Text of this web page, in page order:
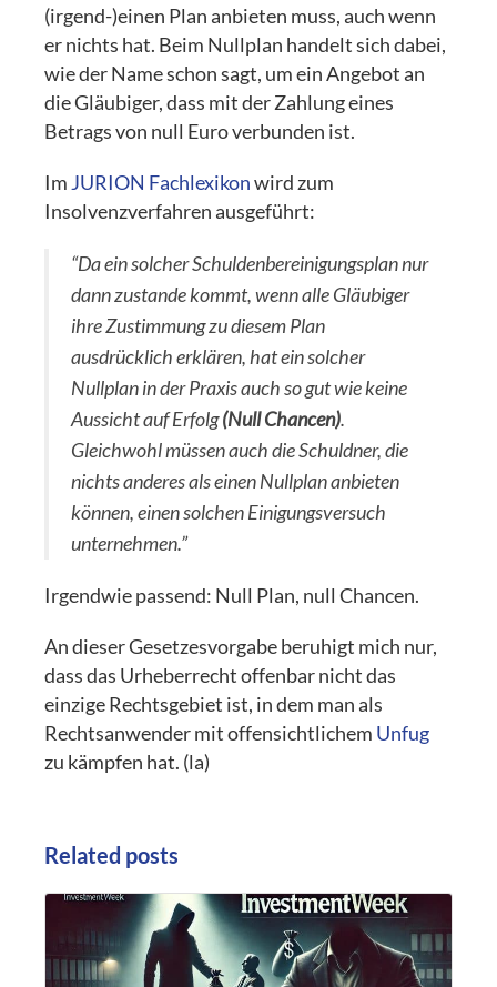
(irgend-)einen Plan anbieten muss, auch wenn
er nichts hat. Beim Nullplan handelt sich dabei,
wie der Name schon sagt, um ein Angebot an
die Gläubiger, dass mit der Zahlung eines
Betrags von null Euro verbunden ist.
Im JURION Fachlexikonwird zum
Insolvenzverfahren ausgeführt:
“Da ein solcher Schuldenbereinigungsplan nur
dann zustande kommt, wenn alle Gläubiger
ihre Zustimmung zu diesem Plan
ausdrücklich erklären, hat ein solcher
Nullplan in der Praxis auch so gut wie keine
Aussicht auf Erfolg(Null Chancen).
Gleichwohl müssen auch die Schuldner, die
nichts anderes als einen Nullplan anbieten
können, einen solchen Einigungsversuch
unternehmen.”
Irgendwie passend: Null Plan, null Chancen.
An dieser Gesetzesvorgabe beruhigt mich nur,
dass das Urheberrecht offenbar nicht das
einzige Rechtsgebiet ist, in dem man als
Rechtsanwender mit offensichtlichem Unfug
zu kämpfen hat. (la)
Related posts